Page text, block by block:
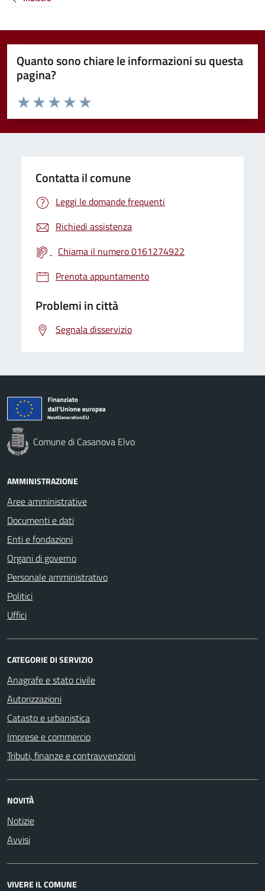
Quanto sono chiare le informazioni su questa
pagina?
Valuta da 1 a 5 stelle la pagina
Valuta 5 stelle su 5
Valuta 4 stelle su 5
Valuta 3 stelle su 5
Valuta 2 stelle su 5
Valuta 1 stelle su 5
Contatta il comune
Leggi le domande frequenti
Richiedi assistenza
Chiama il numero 0161274922
Prenota appuntamento
Problemi in città
Segnala disservizio
Comune di Casanova Elvo
AMMINISTRAZIONE
Aree amministrative
Documenti e dati
Enti e fondazioni
Organi di governo
Personale amministrativo
Politici
Uffici
CATEGORIE DI SERVIZIO
Anagrafe e stato civile
Autorizzazioni
Catasto e urbanistica
Imprese e commercio
Tributi, finanze e contravvenzioni
NOVITÀ
Notizie
Avvisi
VIVERE IL COMUNE